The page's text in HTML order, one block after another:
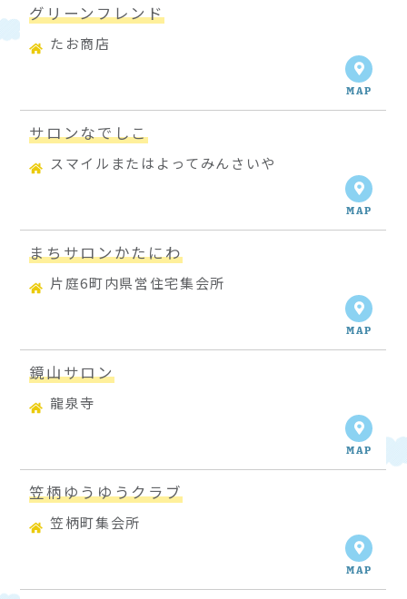
グリーンフレンド
たお商店
MAP
サロンなでしこ
スマイルまたはよってみんさいや
MAP
まちサロンかたにわ
片庭6町内県営住宅集会所
MAP
鏡山サロン
龍泉寺
MAP
笠柄ゆうゆうクラブ
笠柄町集会所
MAP